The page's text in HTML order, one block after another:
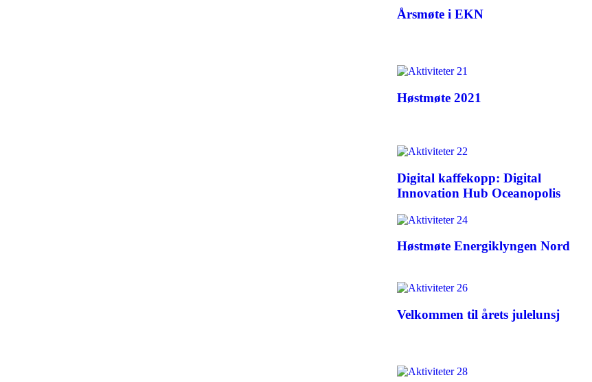
Årsmøte i EKN
Høstmøte 2021
Digital kaffekopp: Digital
Innovation Hub Oceanopolis
Høstmøte Energiklyngen Nord
Velkommen til årets julelunsj